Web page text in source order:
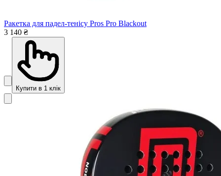
Ракетка для падел-тенісу Pros Pro Blackout
3 140 ₴
Купити в 1 клік